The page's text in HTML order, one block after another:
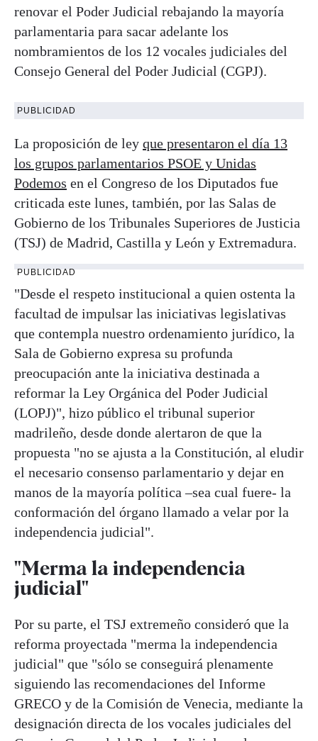
renovar el Poder Judicial rebajando la mayoría
parlamentaria para sacar adelante los
nombramientos de los 12 vocales judiciales del
Consejo General del Poder Judicial (CGPJ).
PUBLICIDAD
La proposición de ley que presentaron el día 13
los grupos parlamentarios PSOE y Unidas
Podemos en el Congreso de los Diputados fue
criticada este lunes, también, por las Salas de
Gobierno de los Tribunales Superiores de Justicia
(TSJ) de Madrid, Castilla y León y Extremadura.
PUBLICIDAD
"Desde el respeto institucional a quien ostenta la
facultad de impulsar las iniciativas legislativas
que contempla nuestro ordenamiento jurídico, la
Sala de Gobierno expresa su profunda
preocupación ante la iniciativa destinada a
reformar la Ley Orgánica del Poder Judicial
(LOPJ)", hizo público el tribunal superior
madrileño, desde donde alertaron de que la
propuesta "no se ajusta a la Constitución, al eludir
el necesario consenso parlamentario y dejar en
manos de la mayoría política –sea cual fuere- la
conformación del órgano llamado a velar por la
independencia judicial".
"Merma la independencia
judicial"
Por su parte, el TSJ extremeño consideró que la
reforma proyectada "merma la independencia
judicial" que "sólo se conseguirá plenamente
siguiendo las recomendaciones del Informe
GRECO y de la Comisión de Venecia, mediante la
designación directa de los vocales judiciales del